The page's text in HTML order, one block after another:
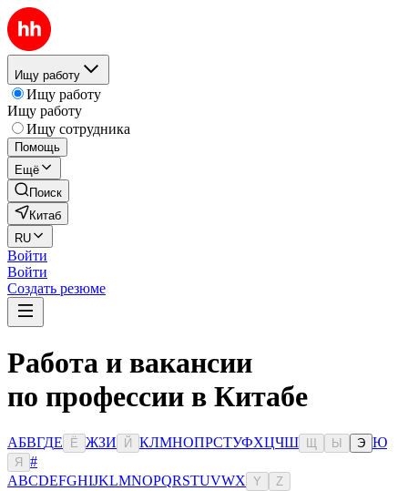
Ищу работу
Ищу работу
Ищу работу
Ищу сотрудника
Помощь
Ещё
Поиск
Китаб
RU
Войти
Войти
Создать резюме
Работа и вакансии
по профессии в Китабе
АБВГДЕ Ё ЖЗИ Й КЛМНОПРСТУФХЦЧШ Ы Э Ю
Я
#
ABCDEFGHIJKLMNOPQRSTUVWX Y Z